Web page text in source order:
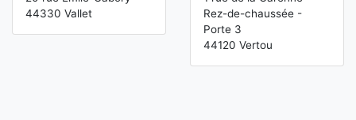
44330 Vallet
Rez-de-chaussée -
Porte 3
44120 Vertou